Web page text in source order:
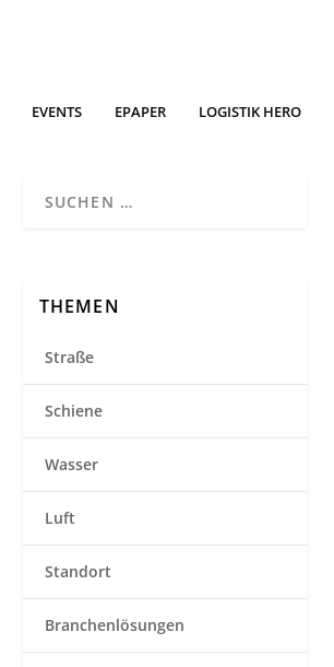
EVENTS EPAPER LOGISTIK HERO
THEMEN
Straße
Schiene
Wasser
Luft
Standort
Branchenlösungen